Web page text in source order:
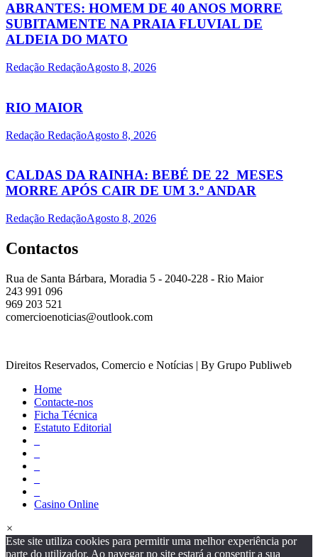
ABRANTES: HOMEM DE 40 ANOS MORRE
SUBITAMENTE NA PRAIA FLUVIAL DE
ALDEIA DO MATO
Redação RedaçãoAgosto 8, 2026
RIO MAIOR
Redação RedaçãoAgosto 8, 2026
CALDAS DA RAINHA: BEBÉ DE 22 MESES
MORRE APÓS CAIR DE UM 3.º ANDAR
Redação RedaçãoAgosto 8, 2026
Contactos
Rua de Santa Bárbara, Moradia 5 - 2040-228 - Rio Maior
243 991 096
969 203 521
comercioenoticias@outlook.com
Direitos Reservados, Comercio e Notícias | By Grupo Publiweb
Home
Contacte-nos
Ficha Técnica
Estatuto Editorial
Casino Online
×
Este site utiliza cookies para permitir uma melhor experiência por
parte do utilizador. Ao navegar no site estará a consentir a sua